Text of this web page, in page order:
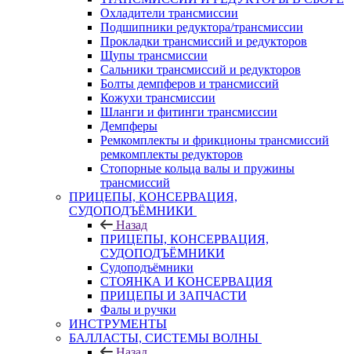
Охладители трансмиссии
Подшипники редуктора/трансмиссии
Прокладки трансмиссий и редукторов
Щупы трансмиссии
Сальники трансмиссий и редукторов
Болты демпферов и трансмиссий
Кожухи трансмиссии
Шланги и фитинги трансмиссии
Демпферы
Ремкомплекты и фрикционы трансмиссий
ремкомплекты редукторов
Стопорные кольца валы и пружины
трансмиссий
ПРИЦЕПЫ, КОНСЕРВАЦИЯ,
СУДОПОДЪЁМНИКИ
Назад
ПРИЦЕПЫ, КОНСЕРВАЦИЯ,
СУДОПОДЪЁМНИКИ
Судоподъёмники
СТОЯНКА И КОНСЕРВАЦИЯ
ПРИЦЕПЫ И ЗАПЧАСТИ
Фалы и ручки
ИНСТРУМЕНТЫ
БАЛЛАСТЫ, СИСТЕМЫ ВОЛНЫ